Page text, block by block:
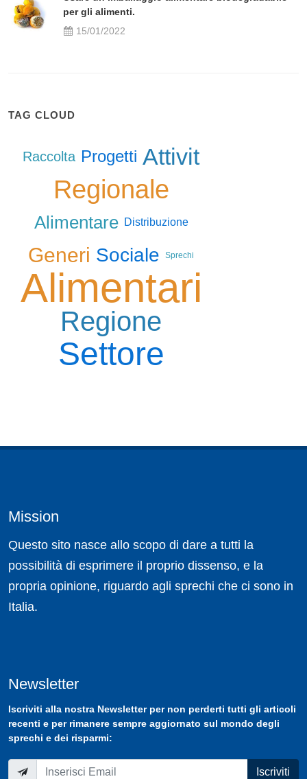
per gli alimenti.
15/01/2022
TAG CLOUD
Raccolta Progetti Attivit
Regionale
Alimentare Distribuzione
Generi Sociale Sprechi
Alimentari
Regione
Settore
Mission
Questo sito nasce allo scopo di dare a tutti la
possibilità di esprimere il proprio dissenso, e la
propria opinione, riguardo agli sprechi che ci sono in
Italia.
Newsletter
Iscriviti alla nostra Newsletterper non perderti tutti gli articoli
recenti e per rimanere sempre aggiornato sul mondo degli
sprechi e dei risparmi:
Iscriviti